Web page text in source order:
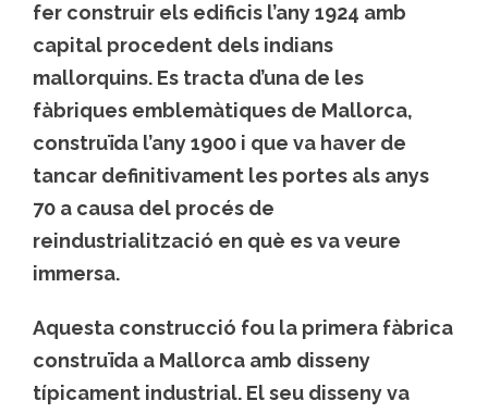
fer construir els edificis l’any 1924 amb
capital procedent dels indians
mallorquins. Es tracta d’una de les
fàbriques emblemàtiques de Mallorca,
construïda l’any 1900 i que va haver de
tancar definitivament les portes als anys
70 a causa del procés de
reindustrialització en què es va veure
immersa.
Aquesta construcció fou la primera fàbrica
construïda a Mallorca amb disseny
típicament industrial. El seu disseny va